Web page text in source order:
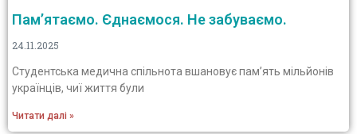
Пам’ятаємо. Єднаємося. Не забуваємо.
24.11.2025
Студентська медична спільнота вшановує пам’ять мільйонів
українців, чиї життя були
Читати далі »